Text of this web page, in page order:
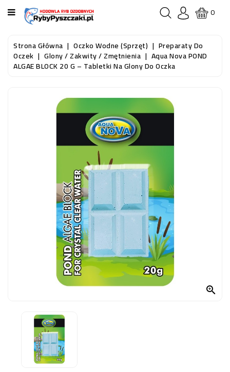
KATEGORIA
STRONA
GŁÓWNA
AKWARYSTYKA
0
Strona Główna Oczko Wodne (sprzęt) Preparaty Do
Oczek Glony / Zakwity / Zmętnienia Aqua Nova POND
ALGAE BLOCK 20 G – Tabletki Na Glony Do Oczka
